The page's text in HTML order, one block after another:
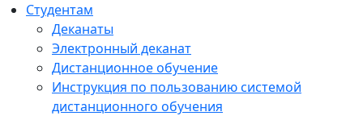
Студентам
Деканаты
Электронный деканат
Дистанционное обучение
Инструкция по пользованию системой
дистанционного обучения